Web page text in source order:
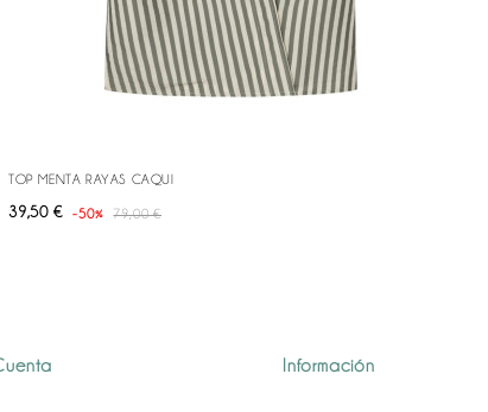
TOP MENTA RAYAS CAQUI
Precio
39,50 € -50%
Precio
79,00 €
Información